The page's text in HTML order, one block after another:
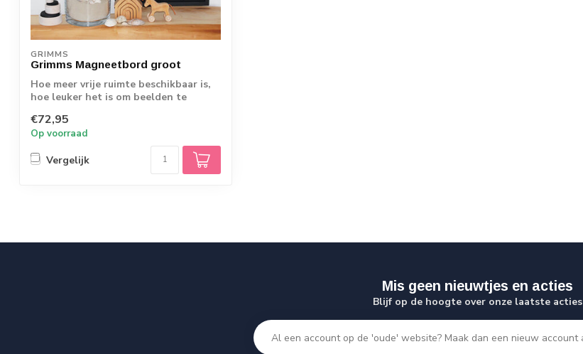
GRIMMS
Grimms Magneetbord groot
Hoe meer vrije ruimte beschikbaar is,
hoe leuker het is om beelden te
€72,95
Op voorraad
Vergelijk
Mis geen nieuwtjes en acties
Blijf op de hoogte over onze laatste acties